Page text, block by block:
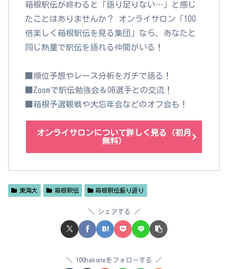
箱根駅伝が終わると「語り足りない…」と感じ
たことはありませんか？ オンライサロン「100
倍楽しく箱根駅伝を見る集団」なら、あなたと
同じ熱量で駅伝を語れる仲間がいる！
■順位予想やレース分析をガチで語る！
■Zoomで駅伝勉強会＆OB選手との交流！
■箱根予選観戦や大忘年会などのオフ会も！
オンライサロンについて詳しく見る（初月
無料）
東海大 箱根駅伝 箱根駅伝振り返り
シェアする
100hakoneをフォローする